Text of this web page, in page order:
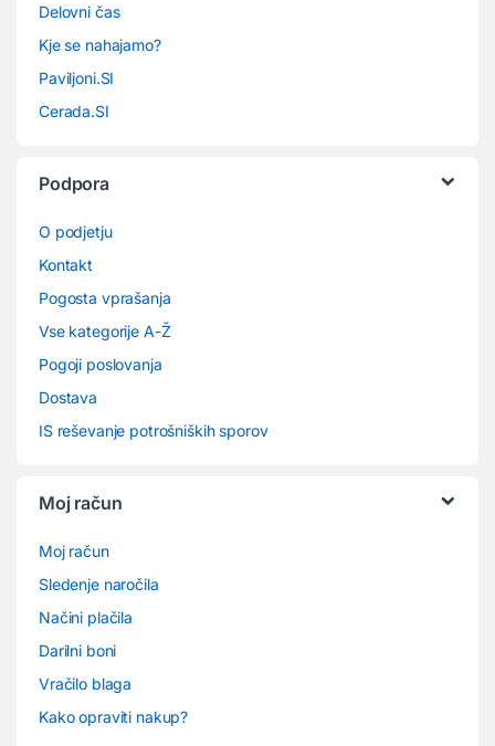
Delovni čas
Kje se nahajamo?
Paviljoni.SI
Cerada.SI
Podpora
O podjetju
Kontakt
Pogosta vprašanja
Vse kategorije A-Ž
Pogoji poslovanja
Dostava
IS reševanje potrošniških sporov
Moj račun
Moj račun
Sledenje naročila
Načini plačila
Darilni boni
Vračilo blaga
Kako opraviti nakup?